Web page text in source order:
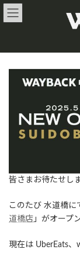
コ
ン
ナ
ビ
皆さまお待たせし
このたび 水道橋に
道橋店 」がオープ
現在は UberEats、